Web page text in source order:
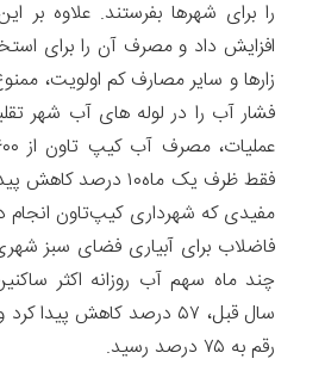
را برای شهرها بفرستند. علاوه بر
افزایش داد و مصرف آن را برای
زارها و سایر مصارف کم اولویت،
فشار آب را در لوله های آب شهر
فقط ظرف یک ماه۱۰ درصد
مفیدی که شهرداری کیپ‌تاون انجام
فاضلاب برای آبیاری فضای سبز
چند ماه سهم آب روزانه اکثر
سال قبل، ۵۷ درصد کاهش
رقم به ۷۵ درصد رسید.